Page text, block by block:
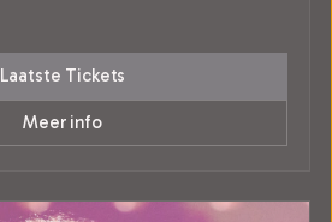
Laatste Tickets
Meer info